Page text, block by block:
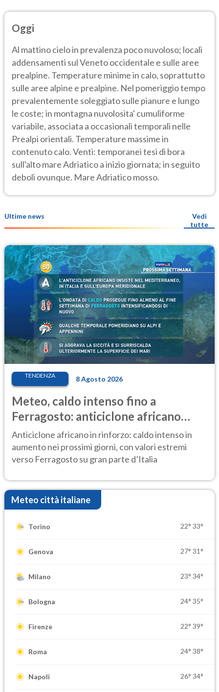
Oggi
Al mattino cielo in prevalenza poco nuvoloso; locali
addensamenti sul Veneto occidentale e sulle aree
prealpine. Temperature minime in calo, soprattutto
sulle aree alpine e prealpine. Nel pomeriggio tempo
prevalentemente soleggiato sulle pianure e lungo
le coste; in montagna nuvolosita' cumuliforme
variabile, associata a occasionali temporali nelle
Prealpi orientali. Temperature massime in
contenuto calo. Venti: temporanei tesi di bora
sull'alto mare Adriatico a inizio giornata; in seguito
deboli ovunque. Mare Adriatico mosso.
Ultime news
Vedi
tutte
TENDENZA 8 Agosto 2026
Meteo, caldo intenso fino a
Ferragosto: anticiclone africano
ancora protagonista
Anticiclone africano in rinforzo: caldo intenso in
aumento nei prossimi giorni, con valori estremi
verso Ferragosto su gran parte d’Italia
Meteo città italiane
Torino 22° 33°
Genova 27° 31°
Milano 23° 34°
Bologna 24° 35°
Firenze 22° 39°
Roma 24° 38°
Napoli 26° 34°